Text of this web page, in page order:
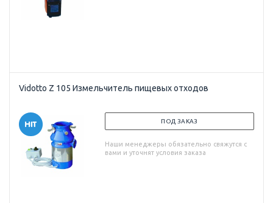
Vidotto Z 105 Измельчитель пищевых отходов
ПОД ЗАКАЗ
Наши менеджеры обязательно свяжутся с
вами и уточнят условия заказа